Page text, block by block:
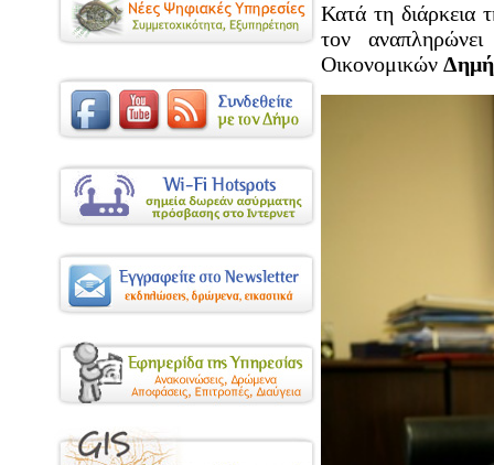
Κατά τη διάρκεια
τον
Οικονομικών